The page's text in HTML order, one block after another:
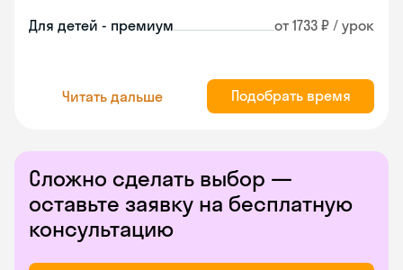
Для детей - премиум от 1733 ₽ / урок
Читать дальше Подобрать время
Сложно сделать выбор —
оставьте заявку на бесплатную
консультацию